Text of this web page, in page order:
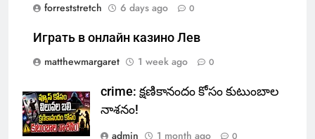
forreststretch
6 days ago 0
Играть в онлайн казино Лев
matthewmargaret
1 week ago 0
crime: క్షణికానందం కోసం కుటుంబాల
నాశనం!
admin
1 month ago 0